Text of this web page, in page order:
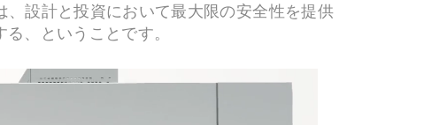
設計と投資において最大限の安全性を提供
、ということです。